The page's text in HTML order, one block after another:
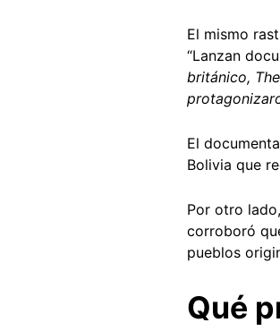
El mismo
“Lanzan
británico,
El
Bolivia que
Por otro
corroboró
pueblos
Qué